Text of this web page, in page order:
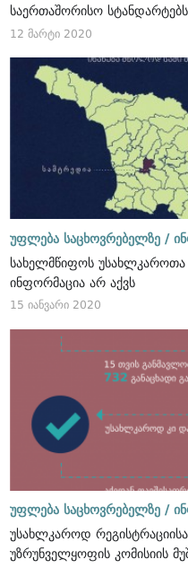
საერთაშორისო სტანდარტებს
12 მარტი 2020
უფლება საცხოვრებელზე /
სახელმწიფოს უსახლკაროთა
ინფორმაცია არ აქვს
15 იანვარი 2020
უფლება საცხოვრებელზე /
უსახლკაროდ რეგისტრაციისა და თავშესაფრით
უზრუნველყოფის კომისიის